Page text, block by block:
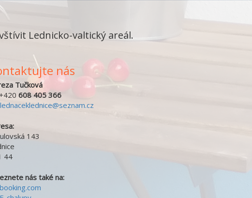
Lednicko-valtický areál.
nás
Tučková
608 405 366
lednaceklednice@seznam.cz
143
44
nás také na:
booking.com